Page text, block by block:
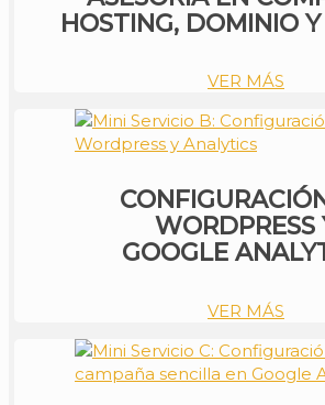
HOSTING, DOMINIO
VER MÁS
WORDPRESS
GOOGLE
VER MÁS